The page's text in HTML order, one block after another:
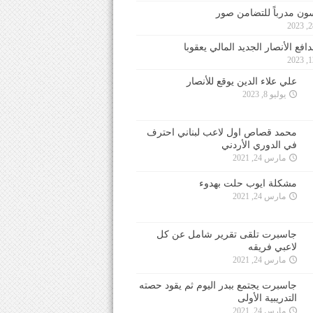
مدرباً للتضامن صور
الأنصار الجديد المالي يعقوبا
علي علاء الدين يوقع للأنصار
يوليو 8, 2023
محمد قصاص اول لاعب لبناني احترف
في الدوري الأردني
مارس 24, 2021
مشكلة ايوب حلت بهدوء
مارس 24, 2021
جاسبرت تلقى تقرير شامل عن كل
لاعبي فريقه
مارس 24, 2021
جاسبرت يجتمع ببدر اليوم ثم يقود حصته
التدريبية الأولى
مارس 24, 2021